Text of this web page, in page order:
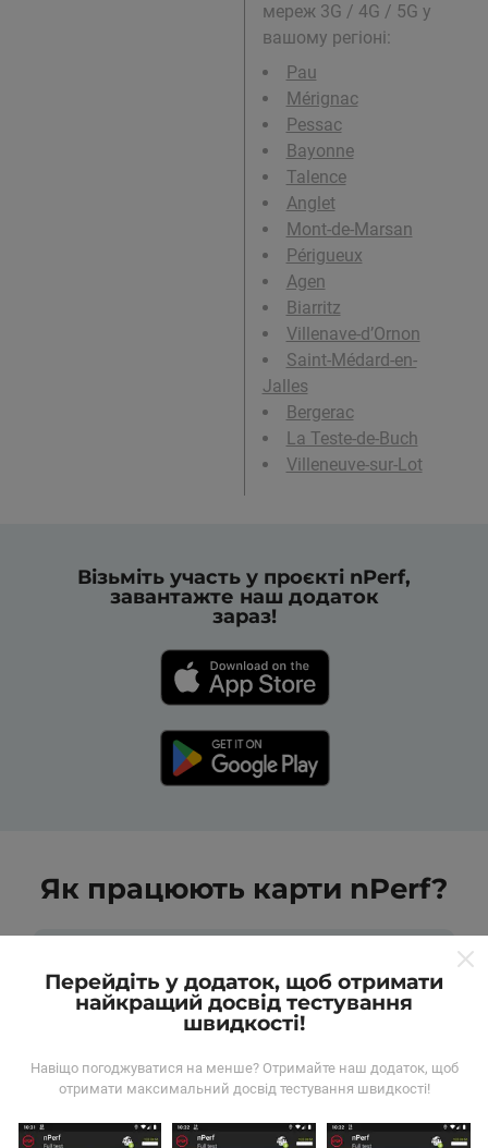
мереж 3G / 4G / 5G у
вашому регіоні:
Pau
Mérignac
Pessac
Bayonne
Talence
Anglet
Mont-de-Marsan
Périgueux
Agen
Biarritz
Villenave-d’Ornon
Saint-Médard-en-
Jalles
Bergerac
La Teste-de-Buch
Villeneuve-sur-Lot
Візьміть участь у проєкті nPerf,
завантажте наш додаток
зараз!
Як працюють карти nPerf?
Звідки беруться дані?
Дані збираються з тестів, проведених
проведені в реальних умовах, безпосередньо в
Перейдіть у додаток, щоб отримати
найкращий досвід тестування
швидкості!
Навіщо погоджуватися на менше? Отримайте наш додаток, щоб
отримати максимальний досвід тестування швидкості!